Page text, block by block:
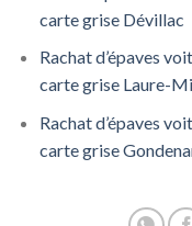
carte grise Dévillac
Rachat d’épaves
carte grise Laure-
Rachat d’épaves
carte grise